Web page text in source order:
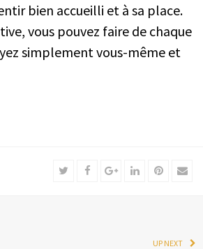
bien accueilli et à sa place.
vous pouvez faire de chaque
simplement vous-même et
TwitterFacebookGoogle+LinkedInPinterest
Email
UP NEXT